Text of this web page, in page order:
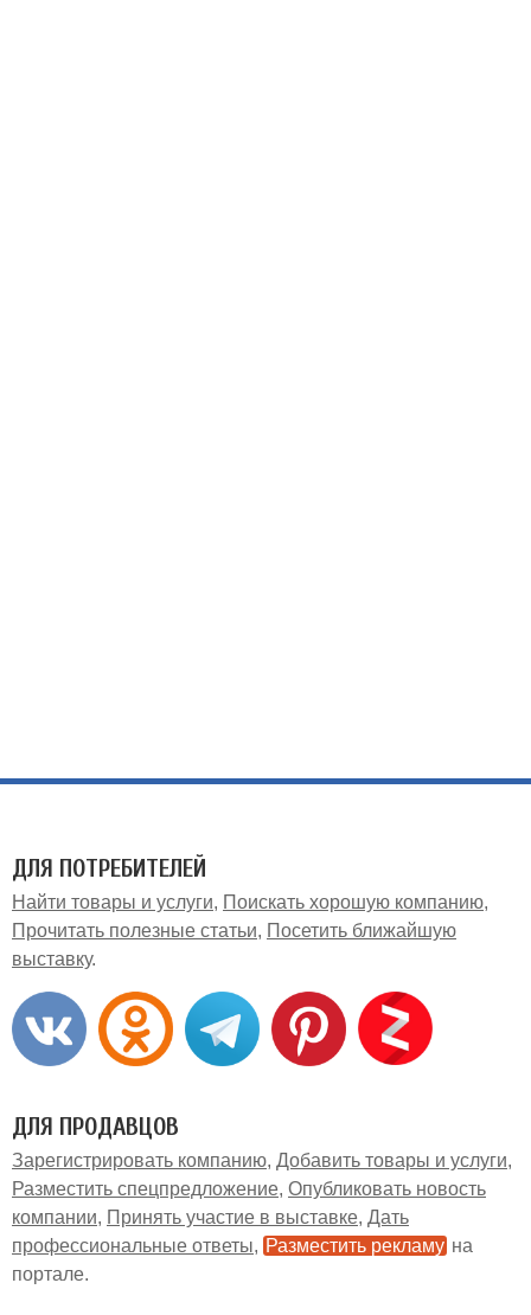
ДЛЯ ПОТРЕБИТЕЛЕЙ
Найти товары и услуги
Поискать хорошую компанию
Прочитать полезные статьи
Посетить ближайшую
выставку
ДЛЯ ПРОДАВЦОВ
Зарегистрировать компанию Добавить товары и услуги
Разместить спецпредложение Опубликовать новость
компании
Принять участие в выставке Дать
профессиональные ответы
Разместить рекламу на
портале